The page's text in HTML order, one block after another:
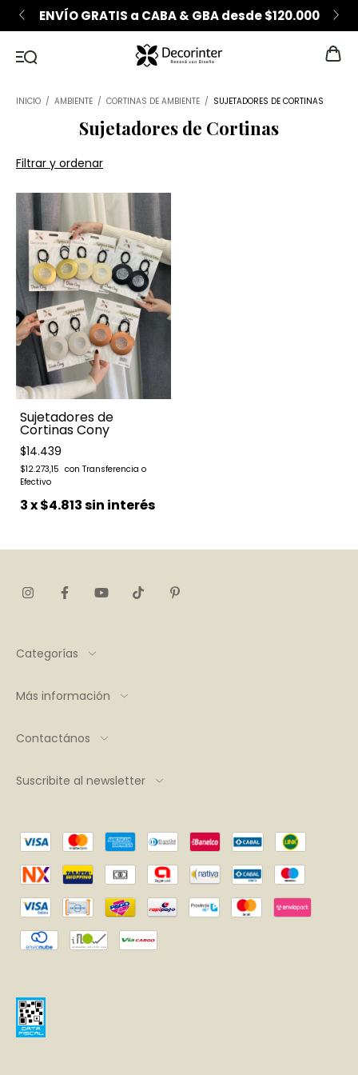
ENVÍO GRATIS a CABA & GBA desde $120.000
INICIO / AMBIENTE / CORTINAS DE AMBIENTE / SUJETADORES DE CORTINAS
Sujetadores de Cortinas
Filtrar y ordenar
Sujetadores de
Cortinas Cony
$14.439
$12.273,15
3x$4.813sin interés
Categorías
Más información
Contactános
Suscribite al newsletter